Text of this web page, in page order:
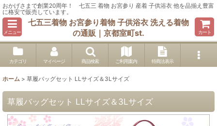
おかげさまで創業20周年！ 七五三 着物 お宮参り 産着 子供浴衣 他を品揃え豊富
に格安で販売しています。
メニュー
七五三着物 お宮参り着物 子供浴衣 洗える着物
の通販｜京都室町st.
カート
カテゴリ マイページ 商品検索 ご利用案内 特商法表示
ホーム > 草履バッグセット LLサイズ＆3Lサイズ
草履バッグセット LLサイズ＆3Lサイズ